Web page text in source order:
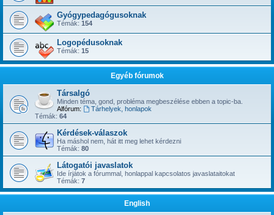
Gyógypedagógusoknak
Témák: 154
Logopédusoknak
Témák: 15
Egyéb fórumok
Társalgó
Minden téma, gond, probléma megbeszélése ebben a topic-ba.
Alfórum:
Tárhelyek, honlapok
Témák: 64
Kérdések-válaszok
Ha máshol nem, hát itt meg lehet kérdezni
Témák: 80
Látogatói javaslatok
Ide írjátok a fórummal, honlappal kapcsolatos javaslataitokat
Témák: 7
English